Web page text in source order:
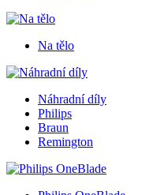
Na tělo
Náhradní díly
Philips
Braun
Remington